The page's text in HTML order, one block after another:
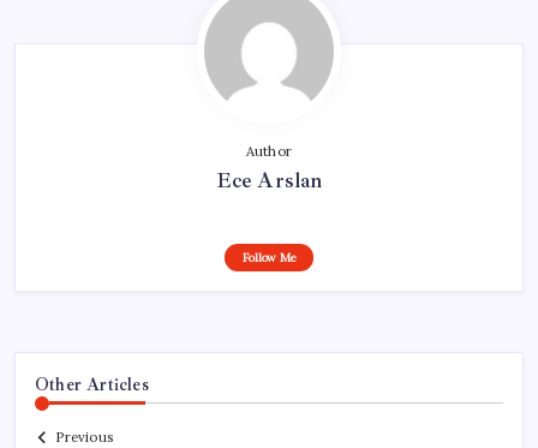
Author
Ece Arslan
Follow Me
Other Articles
Previous